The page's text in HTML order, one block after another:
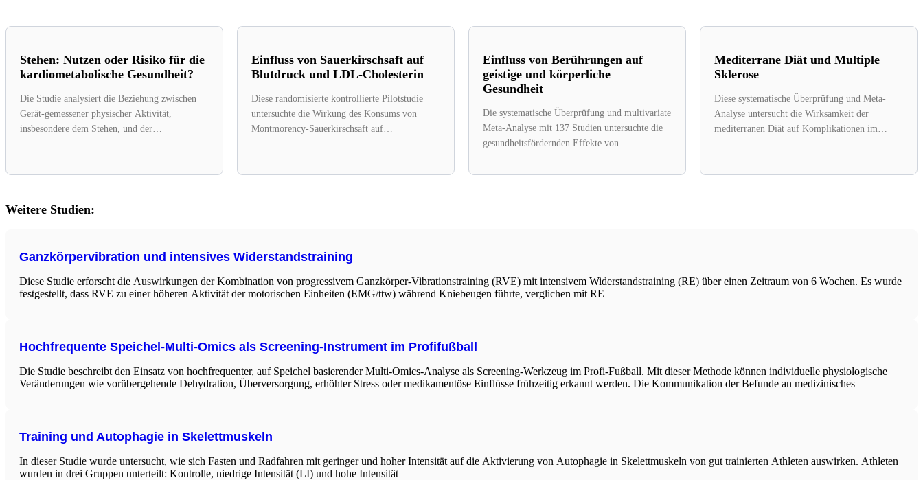
Stehen: Nutzen oder Risiko für die
kardiometabolische Gesundheit?
Die Studie analysiert die Beziehung zwischen
Gerät-gemessener physischer Aktivität,
insbesondere dem Stehen, und der
Einfluss von Sauerkirschsaft auf
Blutdruck und LDL-Cholesterin
Diese randomisierte kontrollierte Pilotstudie
untersuchte die Wirkung des Konsums von
Montmorency-Sauerkirschsaft auf
Einfluss von Berührungen auf
geistige und körperliche
Gesundheit
Die systematische Überprüfung und multivariate
Meta-Analyse mit 137 Studien untersuchte die
gesundheitsfördernden Effekte von
sind, dass Berührungen...
Mediterrane Diät und Multiple
Sklerose
Diese systematische Überprüfung und Meta-
Analyse untersucht die Wirksamkeit der
mediterranen Diät auf Komplikationen im
Weitere Studien:
Ganzkörpervibration und intensives Widerstandstraining
Diese Studie erforscht die Auswirkungen der Kombination von progressivem Ganzkörper-Vibrationstraining (RVE) mit intensivem Widerstandstraining (RE) über einen Zeitraum von 6 Wochen. Es wurde
festgestellt, dass RVE zu einer höheren Aktivität der motorischen Einheiten (EMG/ttw) während Kniebeugen führte, verglichen mit RE
Hochfrequente Speichel-Multi-Omics als Screening-Instrument im Profifußball
Die Studie beschreibt den Einsatz von hochfrequenter, auf Speichel basierender Multi-Omics-Analyse als Screening-Werkzeug im Profi-Fußball. Mit dieser Methode können individuelle physiologische
Veränderungen wie vorübergehende Dehydration, Überversorgung, erhöhter Stress oder medikamentöse Einflüsse frühzeitig erkannt werden. Die Kommunikation der Befunde an medizinisches
Training und Autophagie in Skelettmuskeln
In dieser Studie wurde untersucht, wie sich Fasten und Radfahren mit geringer und hoher Intensität auf die Aktivierung von Autophagie in Skelettmuskeln von gut trainierten Athleten auswirken. Athleten
wurden in drei Gruppen unterteilt: Kontrolle, niedrige Intensität (LI) und hohe Intensität